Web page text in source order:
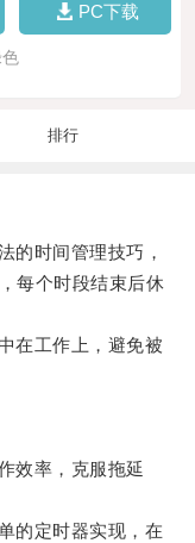
PC下载
排行
时间管理技巧，
每个时段结束后休
工作上，避免被
率，克服拖延
定时器实现，在